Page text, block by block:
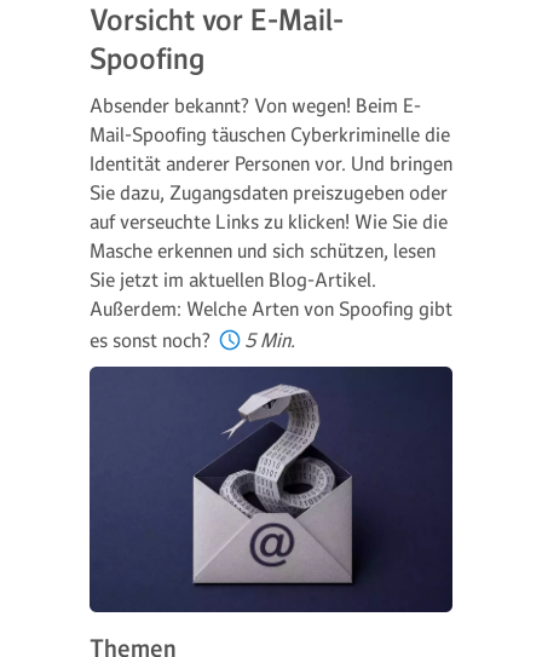
Vorsicht vor E-Mail-
Spoofing
Absender bekannt? Von wegen! Beim E-
Mail-Spoofing täuschen Cyberkriminelle die
Identität anderer Personen vor. Und bringen
Sie dazu, Zugangsdaten preiszugeben oder
auf verseuchte Links zu klicken! Wie Sie die
Masche erkennen und sich schützen, lesen
Sie jetzt im aktuellen Blog-Artikel.
Außerdem: Welche Arten von Spoofing gibt
es sonst noch?
5 Min.
Themen